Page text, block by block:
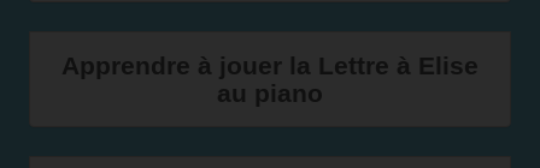
Apprendre à jouer la Lettre à Elise
au piano